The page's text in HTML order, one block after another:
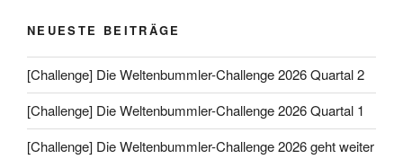
NEUESTE BEITRÄGE
[Challenge] Die Weltenbummler-Challenge 2026 Quartal 2
[Challenge] Die Weltenbummler-Challenge 2026 Quartal 1
[Challenge] Die Weltenbummler-Challenge 2026 geht weiter